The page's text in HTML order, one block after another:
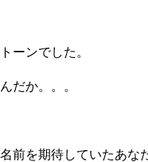
ーンでした。
だか。。。
前を期待していたあな